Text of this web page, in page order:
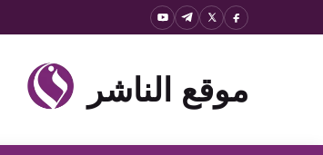
موقع الناشر